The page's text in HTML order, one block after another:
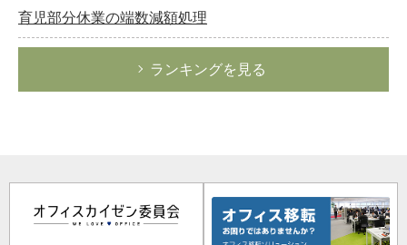
育児部分休業の端数減額処理
ランキングを見る